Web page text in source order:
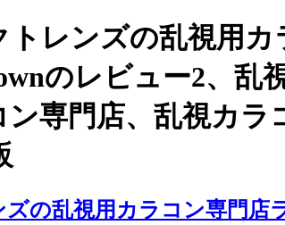
レンズの乱視用
のレビュー2、乱
専門店、乱視カ
の乱視用カラコン専門店